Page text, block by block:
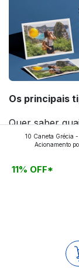
Os principais
Quer saber
aplicados nos
continue a
10 Caneta Grécia
Acionamento
11% OFF*